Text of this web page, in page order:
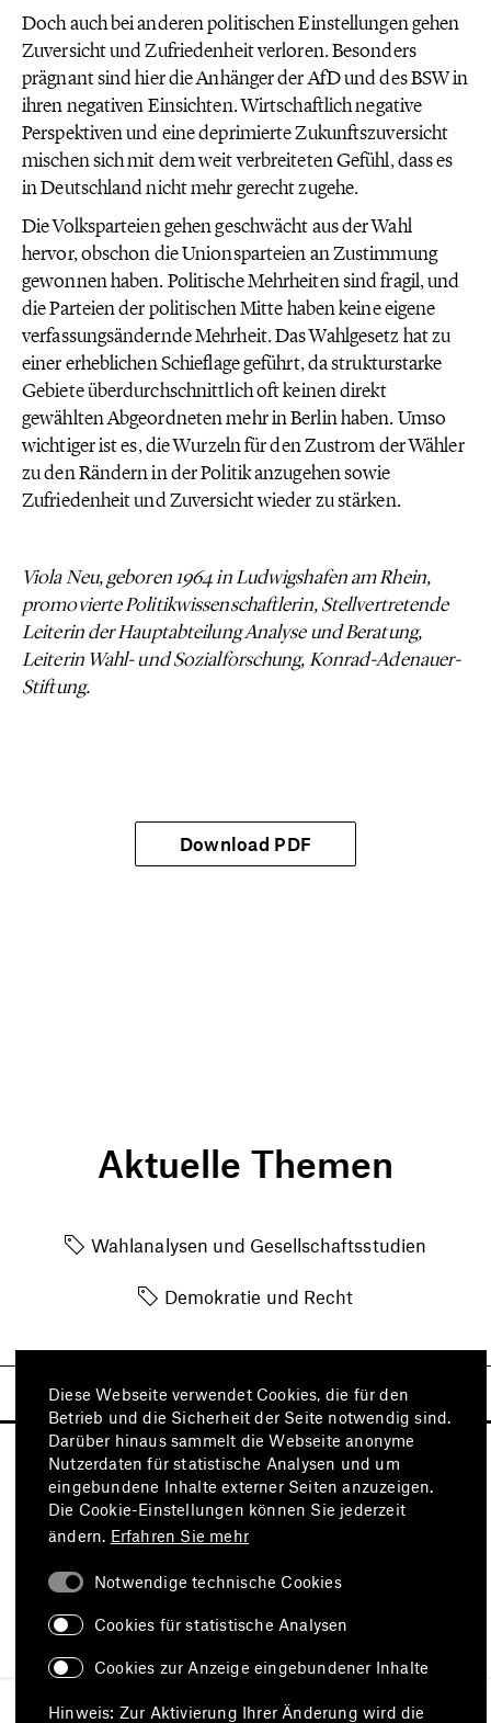
Doch auch bei anderen politischen Einstellungen gehen
Zuversicht und Zufriedenheit verloren. Besonders
prägnant sind hier die Anhänger der AfD und des BSW in
ihren negativen Einsichten. Wirtschaftlich negative
Perspektiven und eine deprimierte Zukunftszuversicht
mischen sich mit dem weit verbreiteten Gefühl, dass es
in Deutschland nicht mehr gerecht zugehe.
Die Volksparteien gehen geschwächt aus der Wahl
hervor, obschon die Unionsparteien an Zustimmung
gewonnen haben. Politische Mehrheiten sind fragil, und
die Parteien der politischen Mitte haben keine eigene
verfassungsändernde Mehrheit. Das Wahlgesetz hat zu
einer erheblichen Schieflage geführt, da strukturstarke
Gebiete überdurchschnittlich oft keinen direkt
gewählten Abgeordneten mehr in Berlin haben. Umso
wichtiger ist es, die Wurzeln für den Zustrom der Wähler
zu den Rändern in der Politik anzugehen sowie
Zufriedenheit und Zuversicht wieder zu stärken.
Viola Neu, geboren 1964 in Ludwigshafen am Rhein,
promovierte Politikwissenschaftlerin, Stellvertretende
Leiterin der Hauptabteilung Analyse und Beratung,
Leiterin Wahl- und Sozialforschung, Konrad-Adenauer-
Stiftung.
Download PDF
Aktuelle Themen
Wahlanalysen und Gesellschaftsstudien
Demokratie und Recht
Besuchen Sie auch
Impressum
Datenschutz
Diese Webseite verwendet Cookies, die für den
Betrieb und die Sicherheit der Seite notwendig sind.
Darüber hinaus sammelt die Webseite anonyme
Nutzerdaten für statistische Analysen und um
eingebundene Inhalte externer Seiten anzuzeigen.
Die Cookie-Einstellungen können Sie jederzeit
ändern. Erfahren Sie mehr
Notwendige technische Cookies
Cookies für statistische Analysen
Cookies zur Anzeige eingebundener Inhalte
Hinweis: Zur Aktivierung Ihrer Änderung wird die